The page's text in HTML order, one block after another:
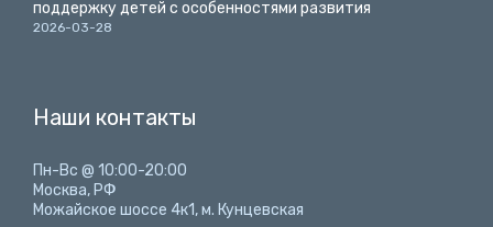
поддержку детей с особенностями развития
2026-03-28
Наши контакты
Пн-Вс @ 10:00-20:00
Москва, РФ
Можайское шоссе 4к1, м. Кунцевская